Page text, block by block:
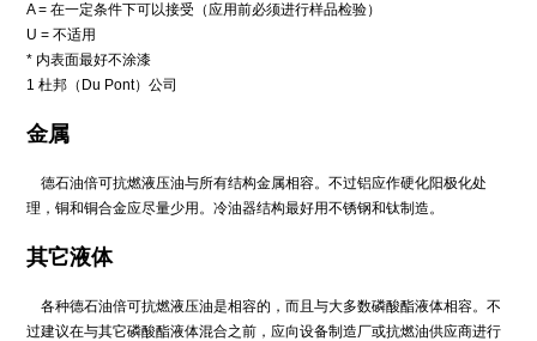
A = 在一定条件下可以接受（应用前必须进行样品检验）
U = 不适用
* 内表面最好不涂漆
1 杜邦（Du Pont）公司
金属
德石油倍可抗燃液压油与所有结构金属相容。不过铝应作硬化阳极化处
理，铜和铜合金应尽量少用。冷油器结构最好用不锈钢和钛制造。
其它液体
各种德石油倍可抗燃液压油是相容的，而且与大多数磷酸酯液体相容。不
过建议在与其它磷酸酯液体混合之前，应向设备制造厂或抗燃油供应商进行